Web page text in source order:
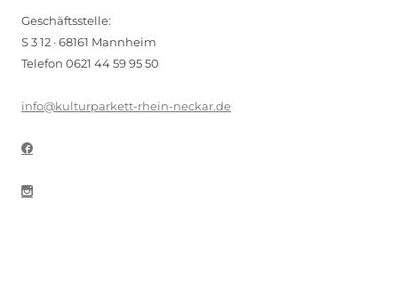
Geschäftsstelle:
S 3 12 · 68161 Mannheim
Telefon 0621 44 59 95 50
info@kulturparkett-rhein-neckar.de